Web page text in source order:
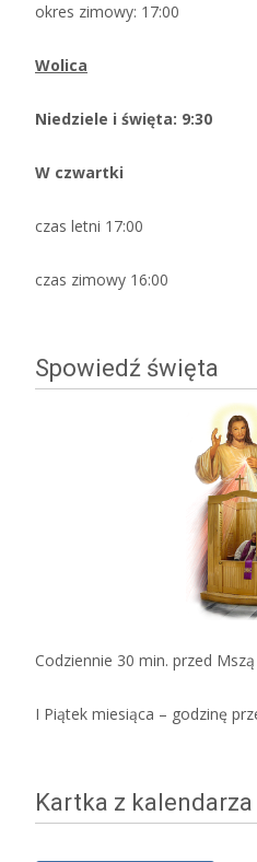
okres zimowy: 17:00
Wolica
Niedziele i święta: 9:30
W czwartki
czas letni 17:00
czas zimowy 16:00
Spowiedź święta
Codziennie 30 min. przed
I Piątek miesiąca – godzinę
Kartka z kalendarza